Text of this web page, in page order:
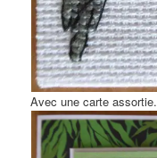
Avec une carte assortie.